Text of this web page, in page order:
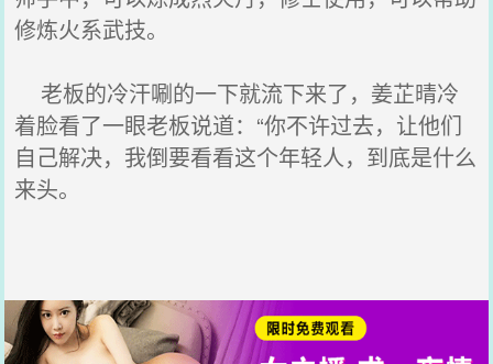
修炼火系武技。
老板的冷汗唰的一下就流下来了，姜芷晴冷
着脸看了一眼老板说道：“你不许过去，让他们
自己解决，我倒要看看这个年轻人，到底是什么
来头。